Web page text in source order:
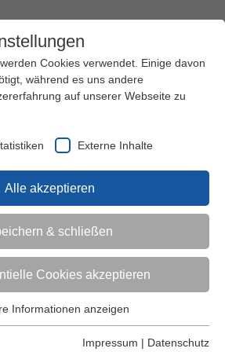
uns wichtig!
Cookies verwendet. Einige davon
während es uns andere
auf unserer Webseite zu
Externe Inhalte
Alle akzeptieren
& schließen
Cookies akzeptieren
für grundlegende Funktionen der
Informationen anzeigen
Impressum | Datenschutz